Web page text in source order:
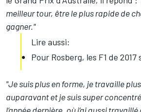
meilleur tour, être le plus rapide de
gagner."
Lire aussi:
Pour Rosberg, les F1 de
"Je suis plus en forme, je travaille
auparavant et je suis super